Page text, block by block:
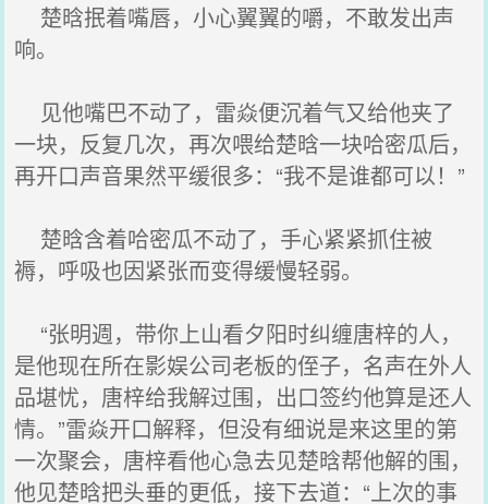
楚晗抿着嘴唇，小心翼翼的嚼，不敢发出声
响。
见他嘴巴不动了，雷焱便沉着气又给他夹了
一块，反复几次，再次喂给楚晗一块哈密瓜后，
再开口声音果然平缓很多：“我不是谁都可以！”
楚晗含着哈密瓜不动了，手心紧紧抓住被
褥，呼吸也因紧张而变得缓慢轻弱。
“张明週，带你上山看夕阳时纠缠唐梓的人，
是他现在所在影娱公司老板的侄子，名声在外人
品堪忧，唐梓给我解过围，出口签约他算是还人
情。”雷焱开口解释，但没有细说是来这里的第
一次聚会，唐梓看他心急去见楚晗帮他解的围，
他见楚晗把头垂的更低，接下去道：“上次的事